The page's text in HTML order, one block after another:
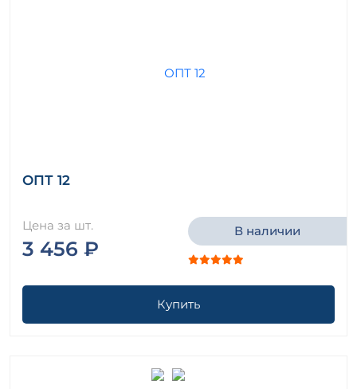
ОПТ 12
Цена за шт.
3 456 ₽
В наличии
Купить